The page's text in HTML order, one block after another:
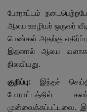
போராட்டம்
ஆலய ஊழியர் ஒருவர்
பெண்கள் அதற்கு
இதனால் ஆலய
நிலவியது.
குறிப்பு: இந்தச்
போராட்டத்தில்
முன்வைக்கப்பட்டவை.